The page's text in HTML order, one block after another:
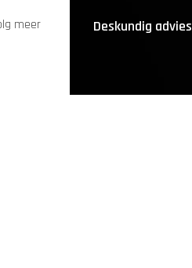
meer
Deskundig advies